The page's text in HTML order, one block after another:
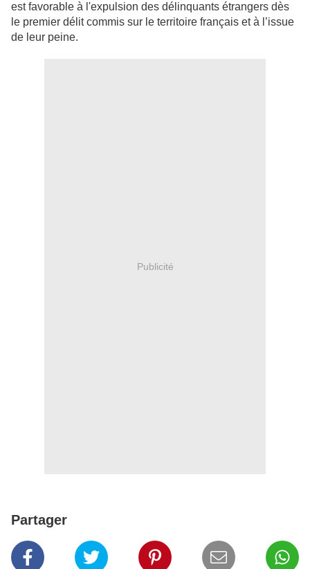
est favorable à l'expulsion des délinquants étrangers dès
le premier délit commis sur le territoire français et à l’issue
de leur peine.
Publicité
Partager